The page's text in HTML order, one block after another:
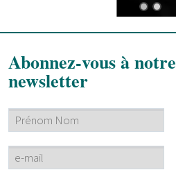
Abonnez-vous à notre
newsletter